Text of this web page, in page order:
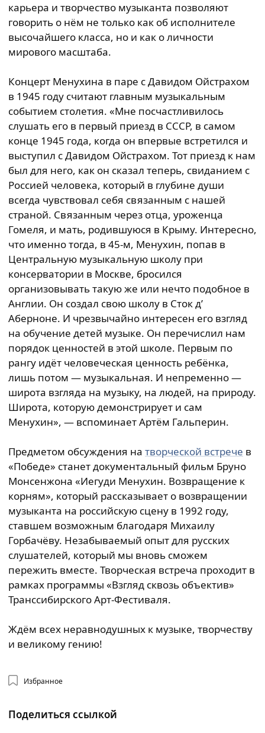
карьера и творчество музыканта позволяют
говорить о нём не только как об исполнителе
высочайшего класса, но и как о личности
мирового масштаба.
Концерт Менухина в паре с Давидом Ойстрахом
в 1945 году считают главным музыкальным
событием столетия. «Мне посчастливилось
слушать его в первый приезд в СССР, в самом
конце 1945 года, когда он впервые встретился и
выступил с Давидом Ойстрахом. Тот приезд к нам
был для него, как он сказал теперь, свиданием с
Россией человека, который в глубине души
всегда чувствовал себя связанным с нашей
страной. Связанным через отца, уроженца
Гомеля, и мать, родившуюся в Крыму. Интересно,
что именно тогда, в 45-м, Менухин, попав в
Центральную музыкальную школу при
консерватории в Москве, бросился
организовывать такую же или нечто подобное в
Англии. Он создал свою школу в Сток д’
Аберноне. И чрезвычайно интересен его взгляд
на обучение детей музыке. Он перечислил нам
порядок ценностей в этой школе. Первым по
рангу идёт человеческая ценность ребёнка,
лишь потом — музыкальная. И непременно —
широта взгляда на музыку, на людей, на природу.
Широта, которую демонстрирует и сам
Менухин», — вспоминает Артём Гальперин.
Предметом обсуждения на творческой встрече в
«Победе» станет документальный фильм Бруно
Монсенжона «Иегуди Менухин. Возвращение к
корням», который рассказывает о возвращении
музыканта на российскую сцену в 1992 году,
ставшем возможным благодаря Михаилу
Горбачёву. Незабываемый опыт для русских
слушателей, который мы вновь сможем
пережить вместе. Творческая встреча проходит в
рамках программы «Взгляд сквозь объектив»
Транссибирского Арт-Фестиваля.
Ждём всех неравнодушных к музыке, творчеству
и великому гению!
Избранное
Поделиться ссылкой